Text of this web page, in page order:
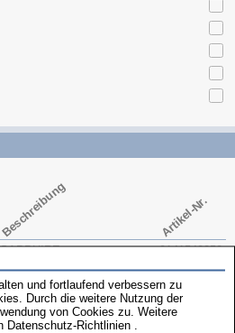
Beschreibung Artikel-Nr.
SAPPHIRE
9141540050
(SETTING STEM) 9140065444
Krone weiss
und fortlaufend verbessern zu
Durch die weitere Nutzung der
von Cookies zu. Weitere
Datenschutz-Richtlinien